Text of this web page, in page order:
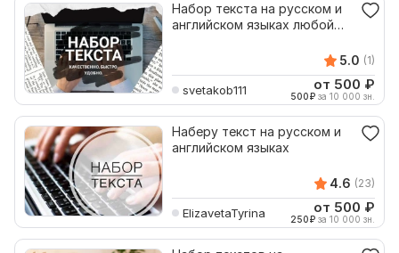
Набор текста на русском и
английском языках любой
5.0 (1)
svetakob111 от 500 ₽
500₽ за 10 000 зн.
Наберу текст на русском и
английском языках
4.6 (23)
ElizavetaTyrina от 500 ₽
250₽ за 10 000 зн.